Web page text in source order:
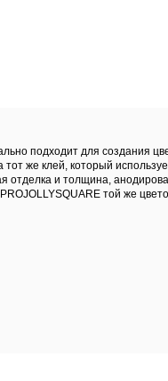
подходит для создания
же клей, который
отделка и толщина,
той же